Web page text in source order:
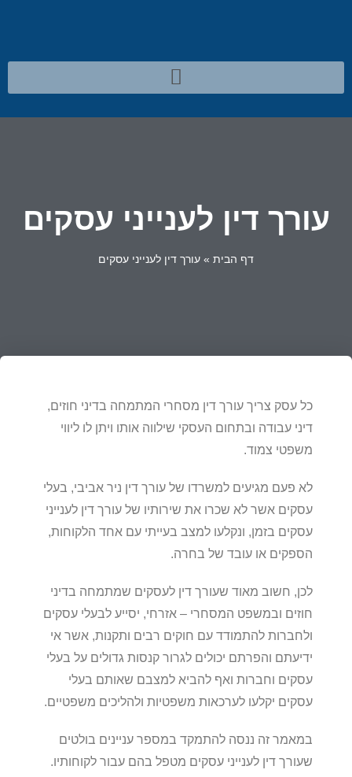
עורך דין לענייני עסקים
דף הבית» עורך דין לענייני עסקים
כל עסק צריך עורך דין מסחרי המתמחה בדיני חוזים,
דיני עבודה ובתחום העסקי שילווה אותו ויתן לו ליווי
משפטי צמוד.
לא פעם מגיעים למשרדו של עורך דין ניר אביבי, בעלי
עסקים אשר לא שכרו את שירותיו של עורך דין לענייני
עסקים בזמן, ונקלעו למצב בעייתי עם אחד הלקוחות,
הספקים או עובד של בחרה.
לכן, חשוב מאוד שעורך דין לעסקים שמתמחה בדיני
חוזים ובמשפט המסחרי – אזרחי, יסייע לבעלי עסקים
ולחברות להתמודד עם חוקים רבים ותקנות, אשר אי
ידיעתם והפרתם יכולים לגרור קנסות גדולים על בעלי
עסקים וחברות ואף להביא למצבם שאותם בעלי
עסקים יקלעו לערכאות משפטיות ולהליכים משפטיים.
במאמר זה ננסה להתמקד במספר עניינים בולטים
שעורך דין לענייני עסקים מטפל בהם עבור לקוחותיו.